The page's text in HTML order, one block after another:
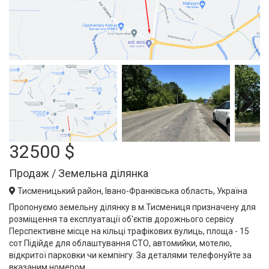
Next
32500 $
Продаж / Земельна ділянка
Тисменицький район, Івано-Франківська область, Україна
Пропонуємо земельну ділянку в м.Тисмениця призначену для
розміщення та експлуатації об'єктів дорожнього сервісу
Перспективне місце на кільці трафікових вулиць, площа - 15
сот Підійде для облаштування СТО, автомийки, мотелю,
відкритої парковки чи кемпінгу. За деталями телефонуйте за